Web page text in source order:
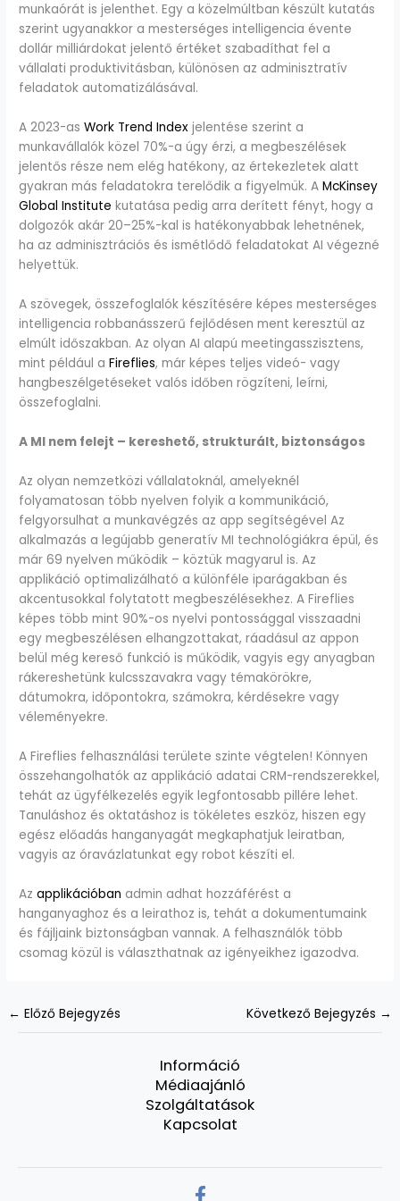
munkaórát is jelenthet. Egy a közelmúltban készült kutatás
szerint ugyanakkor a mesterséges intelligencia évente
dollár milliárdokat jelentő értéket szabadíthat fel a
vállalati produktivitásban, különösen az adminisztratív
feladatok automatizálásával.
A 2023-asWork Trend Index jelentése szerint a
munkavállalók közel 70%-a úgy érzi, a megbeszélések
jelentős része nem elég hatékony, az értekezletek alatt
gyakran más feladatokra terelődik a figyelmük. AMcKinsey
Global Institute kutatása pedig arra derített fényt, hogy a
dolgozók akár 20–25%-kal is hatékonyabbak lehetnének,
ha az adminisztrációs és ismétlődő feladatokat AI végezné
helyettük.
A szövegek, összefoglalók készítésére képes mesterséges
intelligencia robbanásszerű fejlődésen ment keresztül az
elmúlt időszakban. Az olyan AI alapú meetingasszisztens,
mint például aFireflies, már képes teljes videó- vagy
hangbeszélgetéseket valós időben rögzíteni, leírni,
összefoglalni.
A MI nem felejt – kereshető, strukturált, biztonságos
Az olyan nemzetközi vállalatoknál, amelyeknél
folyamatosan több nyelven folyik a kommunikáció,
felgyorsulhat a munkavégzés az app segítségével Az
alkalmazás a legújabb generatív MI technológiákra épül, és
már 69 nyelven működik – köztük magyarul is. Az
applikáció optimalizálható a különféle iparágakban és
akcentusokkal folytatott megbeszélésekhez. A Fireflies
képes több mint 90%-os nyelvi pontossággal visszaadni
egy megbeszélésen elhangzottakat, ráadásul az appon
belül még kereső funkció is működik, vagyis egy anyagban
rákereshetünk kulcsszavakra vagy témakörökre,
dátumokra, időpontokra, számokra, kérdésekre vagy
véleményekre.
A Fireflies felhasználási területe szinte végtelen! Könnyen
összehangolhatók az applikáció adatai CRM-rendszerekkel,
tehát az ügyfélkezelés egyik legfontosabb pillére lehet.
Tanuláshoz és oktatáshoz is tökéletes eszköz, hiszen egy
egész előadás hanganyagát megkaphatjuk leiratban,
vagyis az óravázlatunkat egy robot készíti el.
Azapplikációban admin adhat hozzáférést a
hanganyaghoz és a leirathoz is, tehát a dokumentumaink
és fájljaink biztonságban vannak. A felhasználók több
csomag közül is választhatnak az igényeikhez igazodva.
← Előző Bejegyzés Következő Bejegyzés →
Információ
Médiaajánló
Szolgáltatások
Kapcsolat